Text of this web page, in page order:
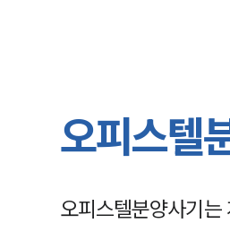
오피스텔
오피스텔분양사기는